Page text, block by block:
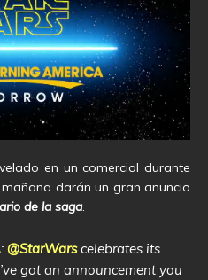
en un comercial durante
darán un gran anuncio
de la saga.
: @StarWarscelebrates its
got an announcement you